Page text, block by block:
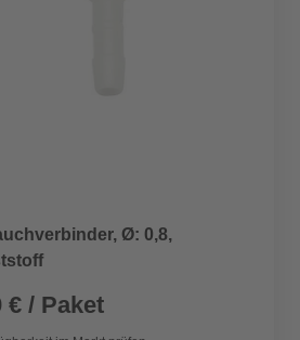
Ø: 0,8,
€ / Paket